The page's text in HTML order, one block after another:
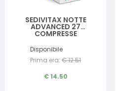
SEDIVITAX NOTTE
ADVANCED 27
COMPRESSE
Disponibile
Prima era: €12.51
€14.50